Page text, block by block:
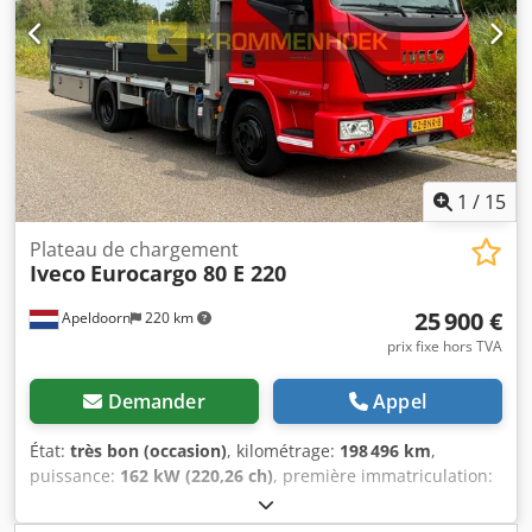
d'alimentation : 380 V. Dimensions totales : 2,2 x 2,0 x 1,85
m. Masse (moule inclus) : 2000 kg. Fréquence de rotation
du moteur vibrant : 3000 tr/min. Consommation de béton :
4 mètres cubes/heure.
1 / 15
Apeldoorn 220 km
Plateau de chargement
Iveco Eurocargo 80 E 220
25 900 €
prix fixe hors TVA
Demander Appel
État: très bon (occasion), kilométrage: 198 496 km,
puissance: 162 kW (220,26 ch), première immatriculation:
diesel
4x2, empattement:3 330 mm, carburant:diesel, couleur: